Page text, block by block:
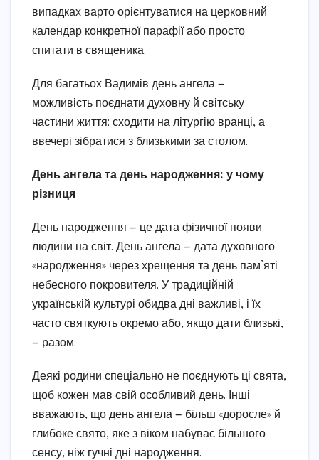
випадках варто орієнтуватися на церковний
календар конкретної парафії або просто
спитати в священика.
Для багатьох Вадимів день ангела —
можливість поєднати духовну й світську
частини життя: сходити на літургію вранці, а
ввечері зібратися з близькими за столом.
День ангела та день народження: у чому
різниця
День народження — це дата фізичної появи
людини на світ. День ангела — дата духовного
«народження» через хрещення та день пам’яті
небесного покровителя. У традиційній
українській культурі обидва дні важливі, і їх
часто святкують окремо або, якщо дати близькі,
— разом.
Деякі родини спеціально не поєднують ці свята,
щоб кожен мав свій особливий день. Інші
вважають, що день ангела — більш «доросле» й
глибоке свято, яке з віком набуває більшого
сенсу, ніж гучні дні народження.